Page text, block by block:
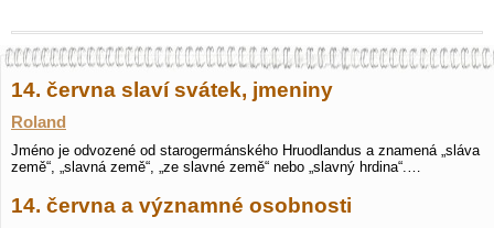
14. června slaví svátek, jmeniny
Roland
Jméno je odvozené od starogermánského Hruodlandus a znamená „sláva
země“, „slavná země“, „ze slavné země“ nebo „slavný hrdina“.…
14. června a významné osobnosti